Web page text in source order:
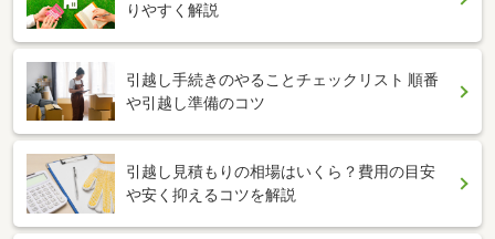
りやすく解説
引越し手続きのやることチェックリスト 順番
や引越し準備のコツ
引越し見積もりの相場はいくら？費用の目安
や安く抑えるコツを解説